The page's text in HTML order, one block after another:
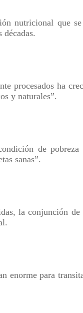
nutricional que
procesados ha
y naturales”.
de pobreza
sanas”.
la conjunción de
enorme para